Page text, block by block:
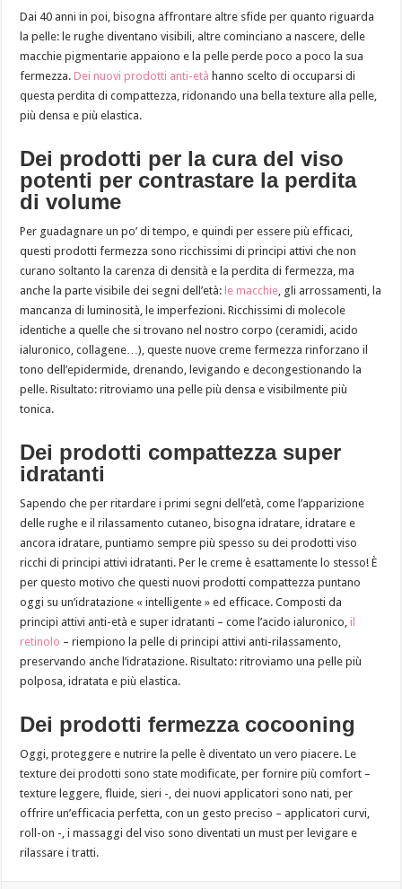
Dai 40 anni in poi, bisogna affrontare altre sfide per quanto riguarda
la pelle: le rughe diventano visibili, altre cominciano a nascere, delle
macchie pigmentarie appaiono e la pelle perde poco a poco la sua
fermezza.Dei nuovi prodotti anti-età hanno scelto di occuparsi di
questa perdita di compattezza, ridonando una bella texture alla pelle,
più densa e più elastica.
Dei prodotti per la cura del viso
potenti per contrastare la perdita
di volume
Per guadagnare un po’ di tempo, e quindi per essere più efficaci,
questi prodotti fermezza sono ricchissimi di principi attivi che non
curano soltanto la carenza di densità e la perdita di fermezza, ma
anche la parte visibile dei segni dell’età:le macchie , gli arrossamenti, la
mancanza di luminosità, le imperfezioni. Ricchissimi di molecole
identiche a quelle che si trovano nel nostro corpo (ceramidi, acido
ialuronico, collagene…), queste nuove creme fermezza rinforzano il
tono dell’epidermide, drenando, levigando e decongestionando la
pelle. Risultato: ritroviamo una pelle più densa e visibilmente più
tonica.
Dei prodotti compattezza super
idratanti
Sapendo che per ritardare i primi segni dell’età, come l’apparizione
delle rughe e il rilassamento cutaneo, bisogna idratare, idratare e
ancora idratare, puntiamo sempre più spesso su dei prodotti viso
ricchi di principi attivi idratanti. Per le creme è esattamente lo stesso! È
per questo motivo che questi nuovi prodotti compattezza puntano
oggi su un’idratazione « intelligente » ed efficace. Composti da
principi attivi anti-età e super idratanti – come l’acido ialuronico,il
retinolo – riempiono la pelle di principi attivi anti-rilassamento,
preservando anche l’idratazione. Risultato: ritroviamo una pelle più
polposa, idratata e più elastica.
Dei prodotti fermezza cocooning
Oggi, proteggere e nutrire la pelle è diventato un vero piacere. Le
texture dei prodotti sono state modificate, per fornire più comfort –
texture leggere, fluide, sieri -, dei nuovi applicatori sono nati, per
offrire un’efficacia perfetta, con un gesto preciso – applicatori curvi,
roll-on -, i massaggi del viso sono diventati un must per levigare e
rilassare i tratti.